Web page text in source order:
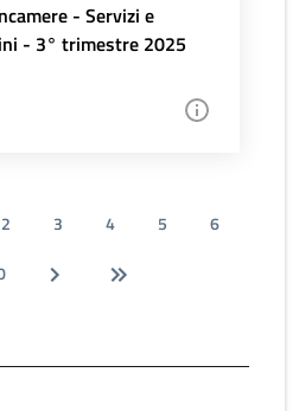
- Servizi e
- 3° trimestre 2025
2 3 4 5
6